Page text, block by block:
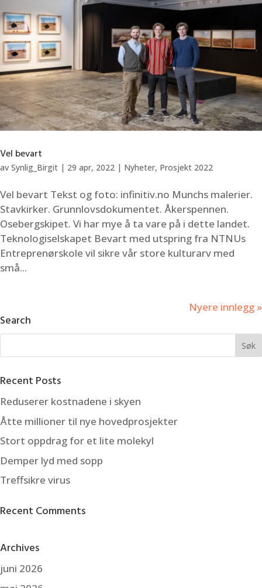
Vel bevart
av Synlig_Birgit | 29 apr, 2022 | Nyheter, Prosjekt 2022
Vel bevart Tekst og foto: infinitiv.no Munchs malerier.
Stavkirker. Grunnlovsdokumentet. Åkerspennen.
Osebergskipet. Vi har mye å ta vare på i dette landet.
Teknologiselskapet Bevart med utspring fra NTNUs
Entreprenørskole vil sikre vår store kulturarv med
små...
Nyere innlegg »
Search
Recent Posts
Reduserer kostnadene i skyen
Åtte millioner til nye hovedprosjekter
Stort oppdrag for et lite molekyl
Demper lyd med sopp
Treffsikre virus
Recent Comments
Archives
juni 2026